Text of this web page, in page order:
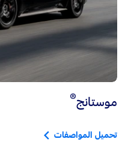
موستانج®
تحميل المواصفات